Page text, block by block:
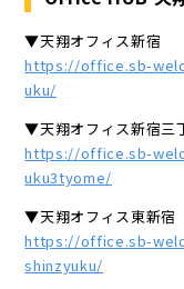
▼天翔オフィス新宿
https://office.sb-
uku/
▼天翔オフィス新宿三
https://office.sb-
uku3tyome/
▼天翔オフィス東新宿
https://office.sb-
shinzyuku/